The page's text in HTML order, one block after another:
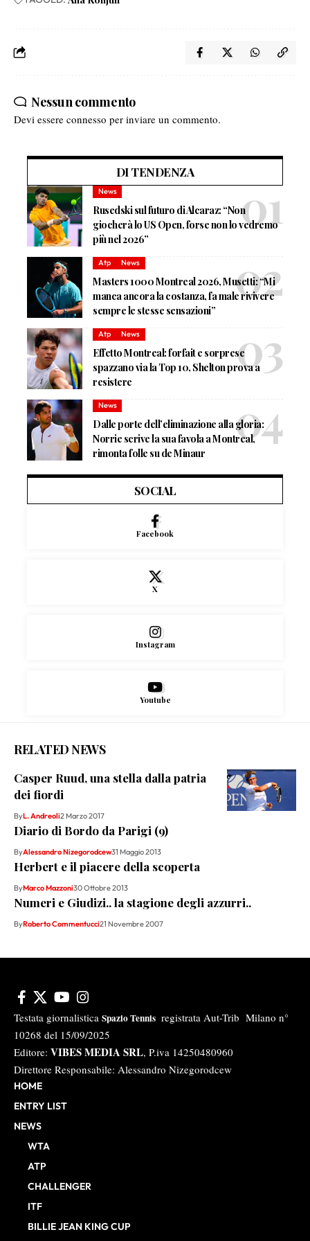
Nessun commento
Devi essere connesso per inviare un commento.
DI TENDENZA
News
Rusedski sul futuro di Alcaraz: “Non
giocherà lo US Open, forse non lo vedremo
più nel 2026”
Atp News
Masters 1000 Montreal 2026, Musetti: “Mi
manca ancora la costanza, fa male rivivere
sempre le stesse sensazioni”
Atp News
Effetto Montreal: forfait e sorprese
spazzano via la Top 10, Shelton prova a
resistere
News
Dalle porte dell’eliminazione alla gloria:
Norrie scrive la sua favola a Montreal,
rimonta folle su de Minaur
SOCIAL
Facebook
X
Instagram
Youtube
RELATED NEWS
Casper Ruud, una stella dalla patria
dei fiordi
ByL. Andreoli2 Marzo 2017
Diario di Bordo da Parigi (9)
ByAlessandro Nizegorodcew31 Maggio 2013
Herbert e il piacere della scoperta
ByMarco Mazzoni30 Ottobre 2013
Numeri e Giudizi.. la stagione degli azzurri..
ByRoberto Commentucci21 Novembre 2007
Testata giornalistica Spazio Tennis registrata Aut-Trib Milano n°
10268 del 15/09/2025
Editore: VIBES MEDIA SRL, P.iva 14250480960
Direttore Responsabile: Alessandro Nizegorodcew
HOME
ENTRY LIST
NEWS
WTA
ATP
CHALLENGER
ITF
BILLIE JEAN KING CUP